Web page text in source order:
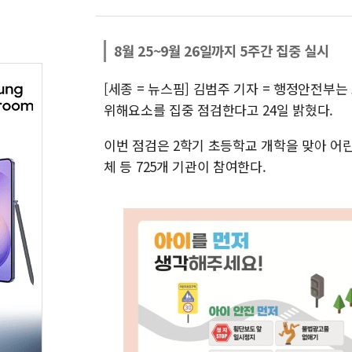
8월 25~9월 26일까지 5주간 집중 실시
[세종 = 뉴스핌] 김범주 기자 = 행정안전부
위해요소를 집중 점검한다고 24일 밝혔다.
이번 점검은 2학기 초등학교 개학을 맞아
체 등 725개 기관이 참여한다.